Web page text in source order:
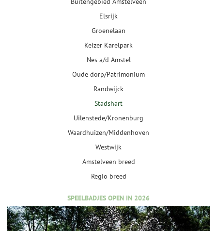
Elsrijk
Groenelaan
Keizer Karelpark
Nes a/d Amstel
Oude dorp/Patrimonium
Randwijck
Stadshart
Uilenstede/Kronenburg
Waardhuizen/Middenhoven
Westwijk
Amstelveen breed
Regio breed
SPEELBADJES OPEN IN 2026